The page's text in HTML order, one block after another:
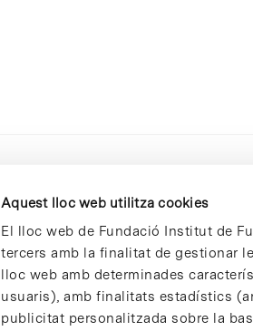
Aquest lloc web utilitza cookies
El lloc web de Fundació Institut de
tercers amb la finalitat de gestionar
lloc web amb determinades
usuaris), amb finalitats estadístics
publicitat personalitzada sobre la